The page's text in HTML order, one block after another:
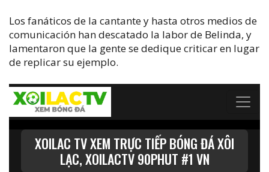
Los fanáticos de la cantante y hasta otros medios de
comunicación han descatado la labor de Belinda, y
lamentaron que la gente se dedique criticar en lugar
de replicar su ejemplo.